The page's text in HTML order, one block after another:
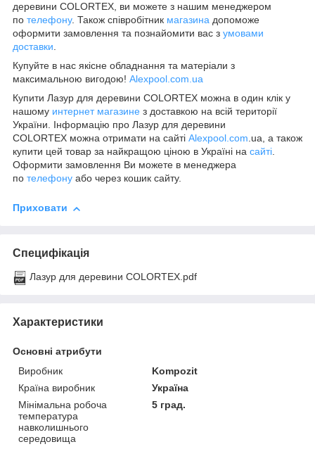
деревини COLORTEX, ви можете з нашим менеджером
по телефону. Також співробітник магазина допоможе
оформити замовлення та познайомити вас з умовами
доставки.
Купуйте в нас якісне обладнання та матеріали з
максимальною вигодою! Alexpool.com.ua
Купити Лазур для деревини COLORTEX можна в один клік у
нашому интернет магазине з доставкою на всій території
України. Інформацію про Лазур для деревини
COLORTEX можна отримати на сайті Alexpool.com.ua, а також
купити цей товар за найкращою ціною в Україні на сайті.
Оформити замовлення Ви можете в менеджера
по телефону або через кошик сайту.
Приховати
Специфікація
Лазур для деревини COLORTEX.pdf
Характеристики
Основні атрибути
Виробник
Kompozit
Країна виробник
Україна
Мінімальна робоча
температура
навколишнього
середовища
5 град.